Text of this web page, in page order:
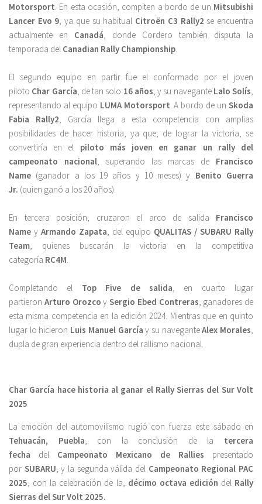
Motorsport . En esta ocasión, compiten a bordo de un Mitsubishi
Lancer Evo 9 , ya que su habitual Citroën C3 Rally2 se encuentra
actualmente en Canadá , donde Cordero también disputa la
temporada del Canadian Rally Championship
El segundo equipo en partir fue el conformado por el joven
piloto Char García , de tan solo 16 años , y su navegante Lalo Solís
representando al equipo LUMA Motorsport . A bordo de unSkoda
Fabia Rally2 , García llega a esta competencia con amplias
posibilidades de hacer historia, ya que, de lograr la victoria, se
convertiría en el piloto más joven en ganar un rally del
campeonato nacional , superando las marcas de Francisco
Name (ganador a los 19 años y 10 meses) y Benito Guerra
Jr. (quien ganó a los 20 años).
En tercera posición, cruzaron el arco de salida Francisco
Name y Armando Zapata , del equipo QUALITAS / SUBARU Rally
Team , quienes buscarán la victoria en la competitiva
categoría RC4M
Completando el Top Five de salida , en cuarto lugar
partieron Arturo Orozco y Sergio Ebed Contreras , ganadores de
esta misma competencia en la edición 2024. Mientras que en quinto
lugar lo hicieron Luis Manuel García y su naveganteAlex Morales
dupla de gran experiencia dentro del rallismo nacional.
Char García hace historia al ganar el Rally Sierras del Sur Volt
2025
La emoción del automovilismo rugió con fuerza este sábado en
Tehuacán, Puebla , con la conclusión de la tercera
fecha del Campeonato Mexicano de Rallies presentado
por SUBARU , y la segunda válida del Campeonato Regional PAC
2025 , con la celebración de la, décimo octava edición del Rally
Sierras del Sur Volt 2025.